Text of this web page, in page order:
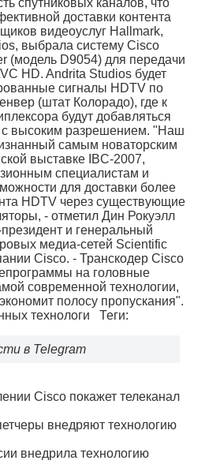
спутниковых каналов, что
доставки контента
видеоуслуг Hallmark,
выбрала систему Cisco
(модель D9054) для передачи
HD. Andrita Studios будет
сигналы HDTV по
(штат Колорадо), где к
будут добавляться
высоким разрешением. "Наш
самым новаторским
выставке IBC-2007,
специалистам и
для доставки более
HDTV через существующие
- отметил Дин Рокуэлл
и генеральный
медиа-сетей Scientific
Cisco. - Транскодер Cisco
на головные
современной технологии,
полосу пропускания".
технологи Теги:
в Telegram
Cisco покажет телеканал
внедряют технологию
внедрила технологию